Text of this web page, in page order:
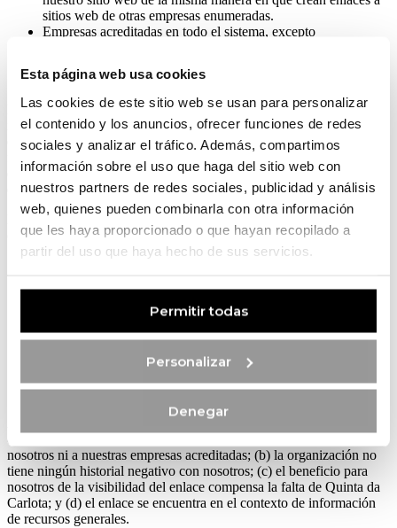
Esta página web usa cookies
Las cookies de este sitio web se usan para personalizar
el contenido y los anuncios, ofrecer funciones de redes
sociales y analizar el tráfico. Además, compartimos
información sobre el uso que haga del sitio web con
nuestros partners de redes sociales, publicidad y análisis
web, quienes pueden combinarla con otra información
que les haya proporcionado o que hayan recopilado a
partir del uso que haya hecho de sus servicios.
Permitir todas
Personalizar
Denegar
sitios web de otras empresas enumeradas.
Empresas acreditadas en todo el sistema, excepto
caridad, que pueden no crear enlaces a nuestro sitio web.
Estas organizaciones pueden crear enlaces a nuestra página de
inicio, a publicaciones u otra información del sitio web, siempre que
el enlace: (a) no sea de ninguna manera engañoso; (b) no implique
falsamente patrocinio, aprobación o aprobación de la parte que crea
el enlace y de sus productos y/o servicios; y (c) se ajuste al contexto
del sitio de la parte que crea el enlace.
Podemos considerar y aprobar solicitudes de enlace de otros tipos de
organizaciones, como:
Asociaciones u otros grupos que representen instituciones
benéficas.
Distribuidores de directorios en línea.
Portales de Internet.
Instituciones educativas y asociaciones comerciales.
Aprobaremos solicitudes de enlace de estas organizaciones si
determinamos que: (a) el enlace no nos hará parecer desfavorables a
nosotros ni a nuestras empresas acreditadas; (b) la organización no
tiene ningún historial negativo con nosotros; (c) el beneficio para
nosotros de la visibilidad del enlace compensa la falta de Quinta da
Carlota; y (d) el enlace se encuentra en el contexto de información
de recursos generales.